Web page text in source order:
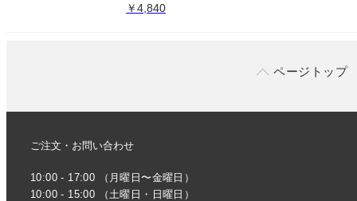
￥4,840
ページトップ
ご注文・お問い合わせ
10:00 - 17:00 （月曜日〜金曜日）
10:00 - 15:00 （土曜日・日曜日）